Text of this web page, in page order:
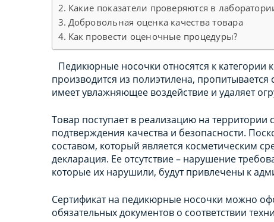
Какие показатели проверяются в
Добровольная оценка качества товара
Как провести оценочные процедуры?
Педикюрные носочки относятся к категории
производится из полиэтилена,
имеет увлажняющее воздействие и удаляет
Товар поступает в реализацию на территории
подтверждения качества и безопасности.
составом, который является косметическим
декларация. Ее отсутствие – нарушение
которые их нарушили, будут привлечены к
Сертификат на педикюрные носочки можно
обязательных документов о соответствии